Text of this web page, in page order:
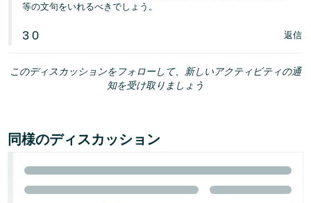
等の文句をいれるべきでしょう。
3 0 返信
このディスカッションをフォローして、新しいアクティビティの通
知を受け取りましょう
同様のディスカッション